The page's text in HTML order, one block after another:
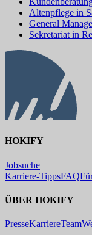
Altenpflege in
General
Sekretariat in
HOKIFY
Jobsuche
Karriere-TippsFAQ
ÜBER HOKIFY
PresseKarriereTeam